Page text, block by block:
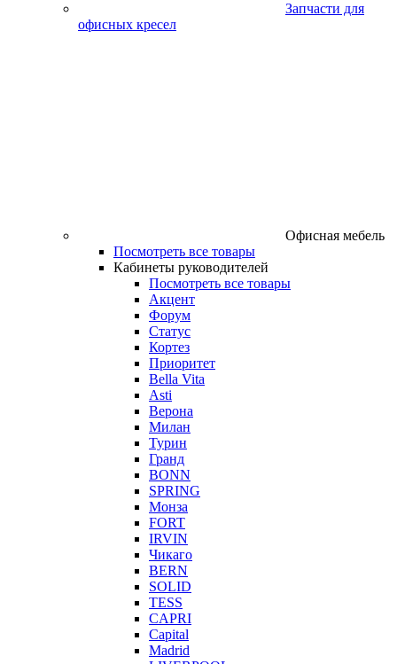
Запчасти для
офисных кресел
Офисная мебель
Посмотреть все товары
Кабинеты руководителей
Посмотреть все товары
Акцент
Форум
Статус
Кортез
Приоритет
Bella Vita
Asti
Верона
Милан
Турин
Гранд
BONN
SPRING
Монза
FORT
IRVIN
Чикаго
BERN
SOLID
TESS
CAPRI
Capital
Madrid